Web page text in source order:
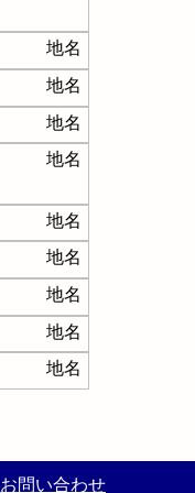
地名
地名
地名
地名
地名
地名
地名
地名
地名
お問い合わせ